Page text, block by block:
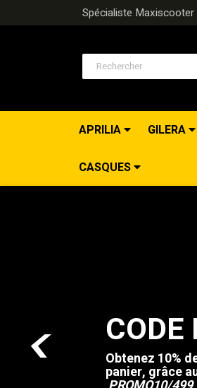
Spécialiste
APRILIA GILERA
CASQUES
Vente de galets
Boostez votre
<
Précédent